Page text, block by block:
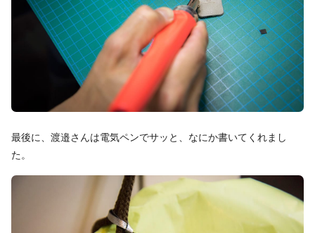
最後に、渡邉さんは電気ペンでサッと、なにか書いてくれまし
た。